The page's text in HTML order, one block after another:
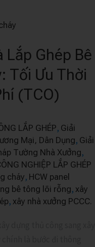
Lắp Ghép Bê
Tối Ưu Thời
(TCO)
LẮP GHÉP, Giải
Mại, Dân Dụng, Giải
Tường Nhà Xưởng,
NGHIỆP LẮP GHÉP
cháy, HCW panel
bê tông lõi rỗng, xây
, xây nhà xưởng PCCC.